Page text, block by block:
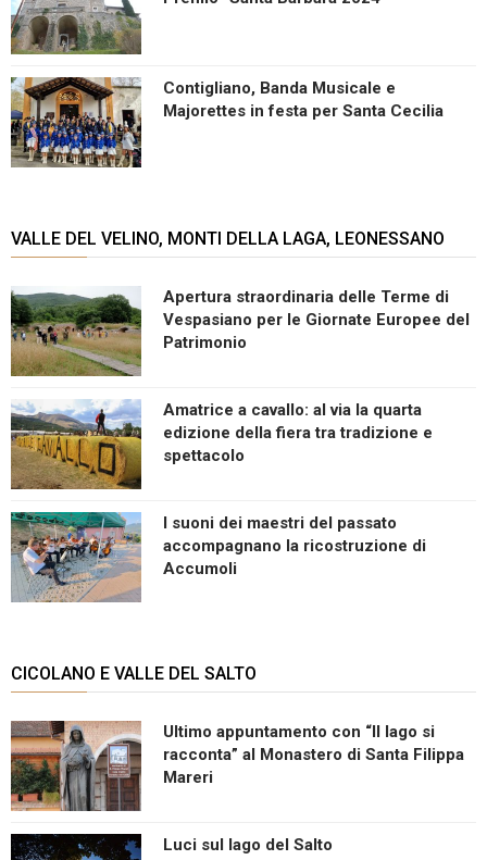
Contigliano, Banda Musicale e
Majorettes in festa per Santa Cecilia
VALLE DEL VELINO, MONTI DELLA LAGA, LEONESSANO
Apertura straordinaria delle Terme di
Vespasiano per le Giornate Europee del
Patrimonio
Amatrice a cavallo: al via la quarta
edizione della fiera tra tradizione e
spettacolo
I suoni dei maestri del passato
accompagnano la ricostruzione di
Accumoli
CICOLANO E VALLE DEL SALTO
Ultimo appuntamento con “Il lago si
racconta” al Monastero di Santa Filippa
Mareri
Luci sul lago del Salto